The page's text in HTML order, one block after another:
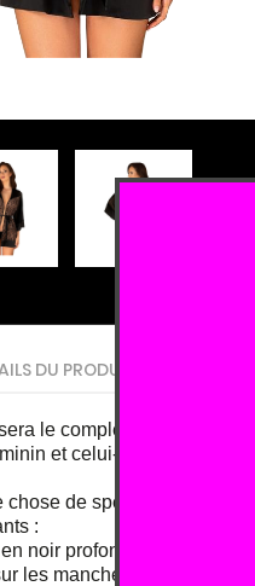
DU PRODUIT
parfait à votre
et celui-ci de la
chose de spécial qui vous
:
noir profond - des motifs
les manches et le dos -